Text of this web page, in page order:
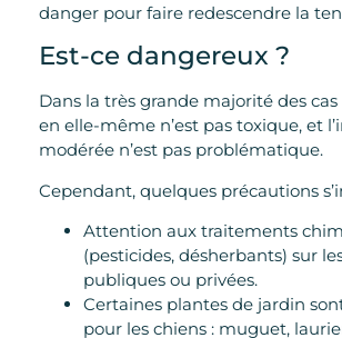
danger pour faire redescendre la
Est-ce dangereux ?
Dans la très grande majorité des cas
en elle-même n’est pas toxique, et
modérée n’est pas problématique.
Cependant, quelques précautions
Attention aux traitements
(pesticides, désherbants) sur
publiques ou privées.
Certaines plantes de jardin
pour les chiens : muguet,